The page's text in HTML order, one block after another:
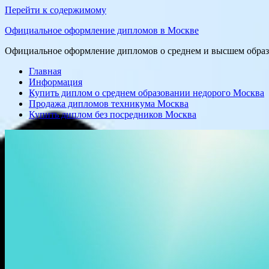
Перейти к содержимому
Официальное оформление дипломов в Москве
Официальное оформление дипломов о среднем и высшем
Главная
Информация
Купить диплом о среднем образовании недорого Москва
Продажа дипломов техникума Москва
Купить диплом без посредников Москва